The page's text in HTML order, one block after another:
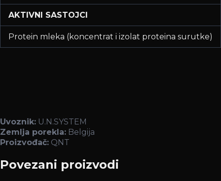
AKTIVNI SASTOJCI
Protein mleka (koncentrat i izolat proteina surutke)
Uvoznik: U.N.SYSTEM
Zemlja porekla: Belgija
Proizvođač: QNT
Povezani proizvodi